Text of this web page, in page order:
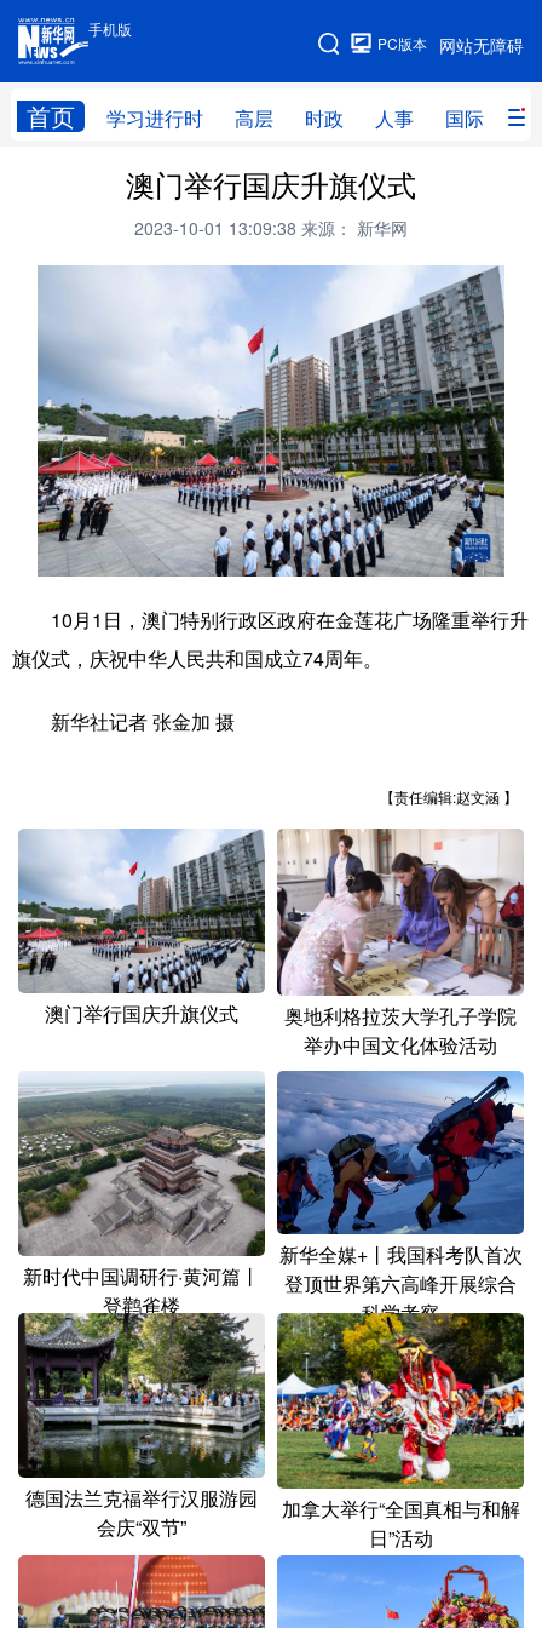
手机版
网站无障碍
PC版本
首页 学习进行时 高层 时政 人事 国际 财
手机版
网站地图
高层 时政
财经 网评
全球连线 教育
科创 量子 体育
书画 健康 军事
访谈 视频 图片 政务
法律 中央文件 金融 汽车
食品 人居 信息化 数字经济
地方频道
北京 天津 河北 山西
辽宁 吉林 上海 江苏
福建 江西
山东 河南 湖北 湖南
广东 广西 海南 重庆
四川 贵州 云南 西藏
陕西 甘肃 青海 宁夏
新疆 内蒙古 黑龙江
多语种频道
English Español Français عربى
Русский язык 日本語 한국어
Deutsch
澳门举行国庆升旗仪式
2023-10-01 13:09:38 来源： 新华网
10月1日，澳门特别行政区政府在金莲花广场隆重举行升
旗仪式，庆祝中华人民共和国成立74周年。
新华社记者 张金加 摄
【责任编辑:赵文涵 】
澳门举行国庆升旗仪式
奥地利格拉茨大学孔子学院
举办中国文化体验活动
新时代中国调研行·黄河篇丨
登鹳雀楼
新华全媒+丨我国科考队首次
登顶世界第六高峰开展综合
科学考察
德国法兰克福举行汉服游园
会庆“双节”
加拿大举行“全国真相与和解
日”活动